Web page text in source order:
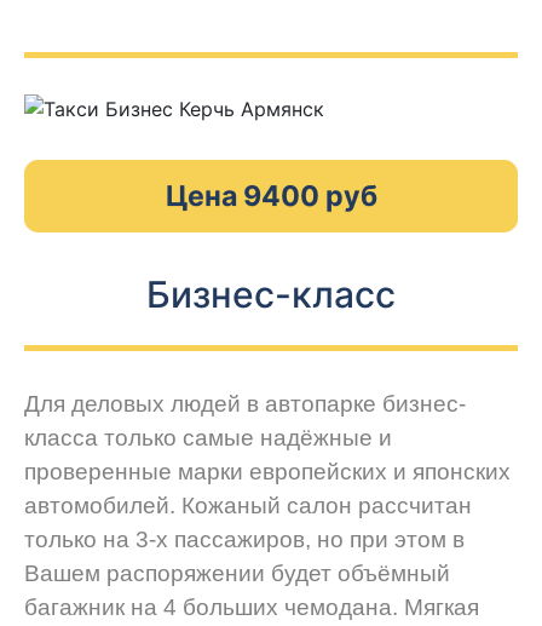
Цена 9400 руб
Бизнес-класс
Для деловых людей в автопарке бизнес-
класса только самые надёжные и
проверенные марки европейских и японских
автомобилей. Кожаный салон рассчитан
только на 3-х пассажиров, но при этом в
Вашем распоряжении будет объёмный
багажник на 4 больших чемодана. Мягкая